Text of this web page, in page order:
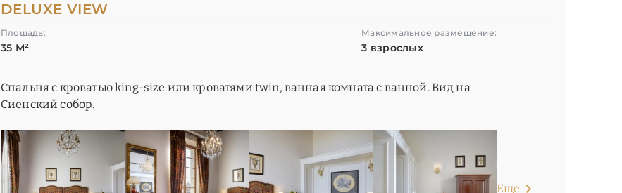
DELUXE VIEW
Площадь:
35 М²
Максимальное размещение:
3 взрослых
Спальня с кроватью king-size или кроватями twin, ванная комната с ванной. Вид на
Сиенский собор.
Еще